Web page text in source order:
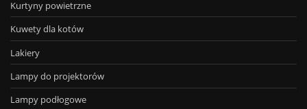
Kurtyny powietrzne
Kuwety dla kotów
Lakiery
Lampy do projektorów
Lampy podłogowe